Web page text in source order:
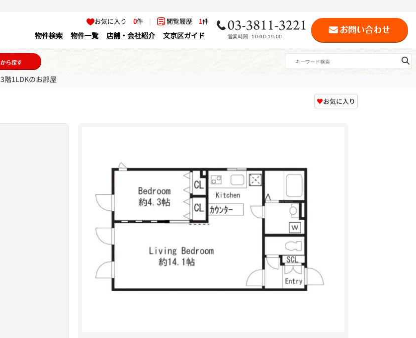
お気に入り0件 | 閲覧履歴 1件
物件検索 物件一覧 店舗・会社紹介 文京区ガイド
3階1LDKのお部屋
♥お気に入り